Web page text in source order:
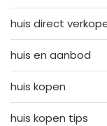
huis direct
huis en aanbod
huis kopen
huis kopen tips